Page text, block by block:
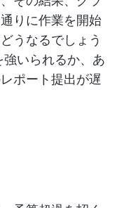
りに作業を開始
うなるでしょう
いられるか、あ
ポート提出が遅